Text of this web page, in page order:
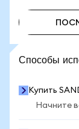
Способы
Купить
Начните